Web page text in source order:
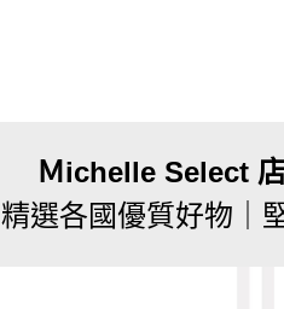
Ｍichelle Select
精選各國優質好物｜